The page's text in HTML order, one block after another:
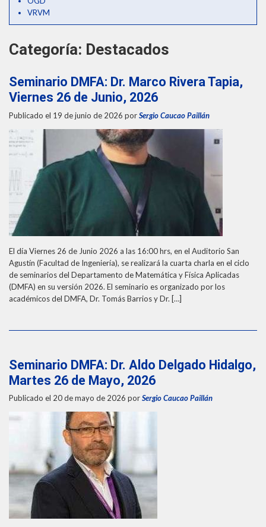
THEP Group
Categoría: Destacados
Seminario DMFA: Dr. Marco Rivera Tapia,
Viernes 26 de Junio, 2026
Publicado el 19 de junio de 2026 porSergio Caucao Paillán
El día Viernes 26 de Junio 2026 a las 16:00 hrs, en el Auditorio San
Agustín (Facultad de Ingeniería), se realizará la cuarta charla en el ciclo
de seminarios del Departamento de Matemática y Física Aplicadas
(DMFA) en su versión 2026. El seminario es organizado por los
académicos del DMFA, Dr. Tomás Barrios y Dr. […]
Seminario DMFA: Dr. Aldo Delgado Hidalgo,
Martes 26 de Mayo, 2026
Publicado el 20 de mayo de 2026 porSergio Caucao Paillán
VRVM